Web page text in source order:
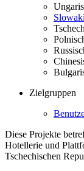
Zielgruppen
Diese Projekte
Hotellerie und
Tschechischen